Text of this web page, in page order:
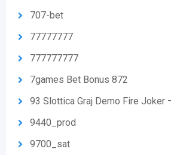
707-bet
77777777
777777777
7games Bet Bonus 872
93 Slottica Graj Demo Fire Joker
9440_prod
9700_sat